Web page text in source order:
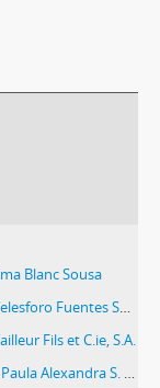
Blanc Sousa
Fuentes Suárez
Fils et C.ie, S.A.
Taveira e Nuno Miguel F. S. Franco Taveira